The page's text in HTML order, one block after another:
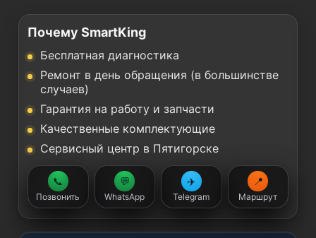
Почему SmartKing
Бесплатная диагностика
Ремонт в день обращения (в большинстве
случаев)
Гарантия на работу и запчасти
Качественные комплектующие
Сервисный центр в Пятигорске
📞
Позвонить
💬
WhatsApp
✈️
Telegram
📍
Маршрут